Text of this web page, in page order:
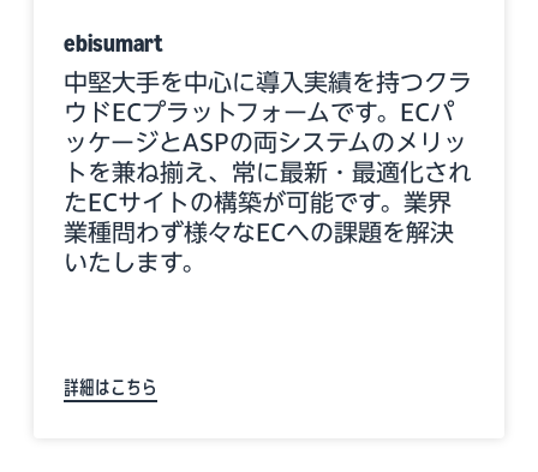
ebisumart
中堅大手を中心に導入実績を持つクラ
ウドECプラットフォームです。ECパ
ッケージとASPの両システムのメリッ
トを兼ね揃え、常に最新・最適化され
たECサイトの構築が可能です。業界
業種問わず様々なECへの課題を解決
いたします。
詳細はこちら